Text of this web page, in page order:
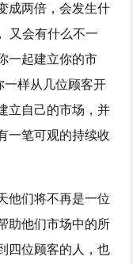
成两倍，会发生什
又会有什么不一
一起建立你的市
样从几位顾客开
立自己的市场，并
一笔可观的持续收
他们将不再是一位
助他们市场中的所
四位顾客的人，也